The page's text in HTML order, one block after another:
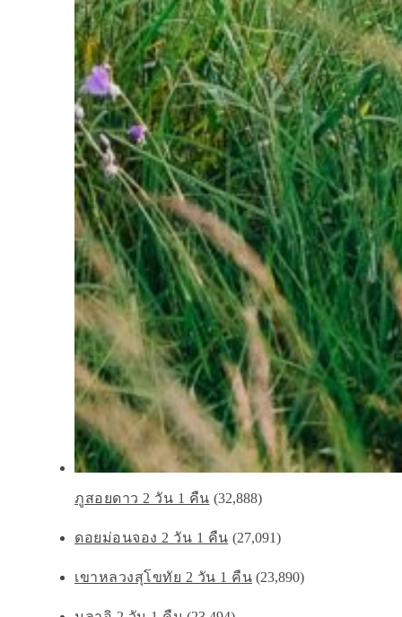
ภูสอยดาว 2 วัน 1 คืน (32,888)
ดอยม่อนจอง 2 วัน 1 คืน (27,091)
เขาหลวงสุโขทัย 2 วัน 1 คืน (23,890)